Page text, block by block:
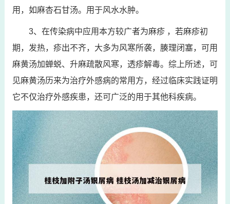
用，如麻杏石甘汤。用于风水水肿。
3、在传染病中应用本方较广者为麻疹 ，若麻疹初
期，发热，疹出不齐，大多为风寒所袭，腠理闭塞，可用
麻黄汤加蝉蜕、升麻疏散风寒，透疹解毒。综上所述，可
见麻黄汤历来为治疗外感病的常用方，经过临床实践证明
它不仅治疗外感疾患，还可广泛的用于其他科疾病。